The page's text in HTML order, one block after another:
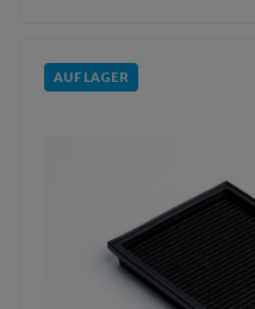
AUF LAGER